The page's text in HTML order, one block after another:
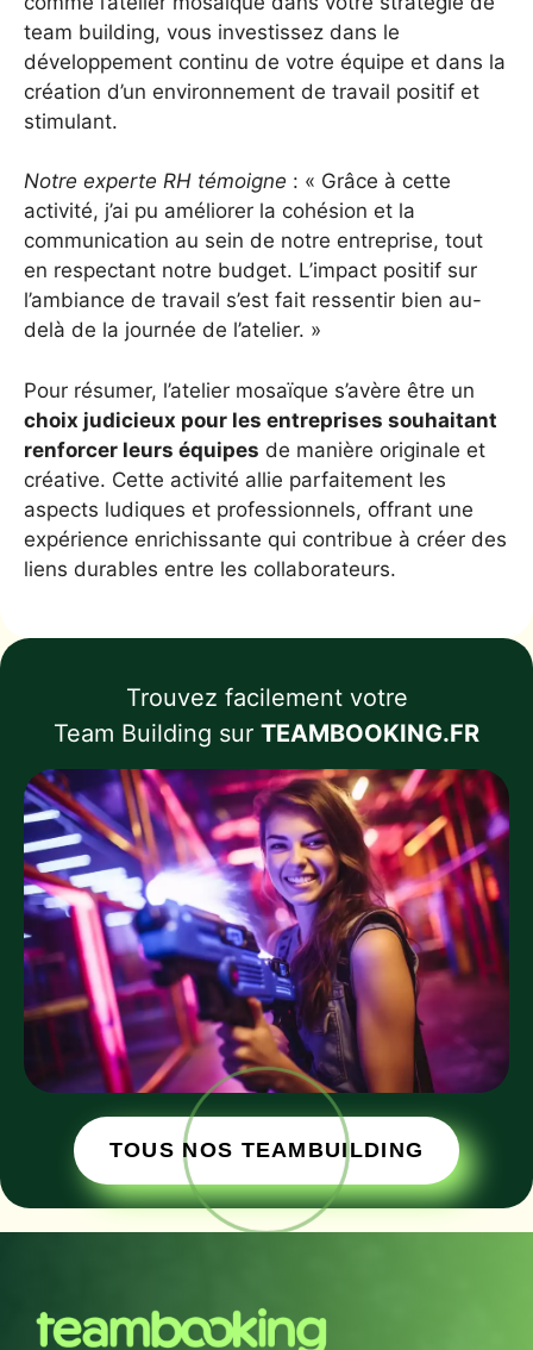
team building, vous investissez dans le
développement continu de votre équipe et dans la
création d’un environnement de travail positif et
stimulant.
Notre experte RH témoigne : « Grâce à cette
activité, j’ai pu améliorer la cohésion et la
communication au sein de notre entreprise, tout
en respectant notre budget. L’impact positif sur
l’ambiance de travail s’est fait ressentir bien au-
delà de la journée de l’atelier. »
Pour résumer, l’atelier mosaïque s’avère être un
choix judicieux pour les entreprises souhaitant
renforcer leurs équipes de manière originale et
créative. Cette activité allie parfaitement les
aspects ludiques et professionnels, offrant une
expérience enrichissante qui contribue à créer des
liens durables entre les collaborateurs.
Trouvez facilement votre
Team Building sur TEAMBOOKING.FR
TOUS NOS TEAMBUILDING